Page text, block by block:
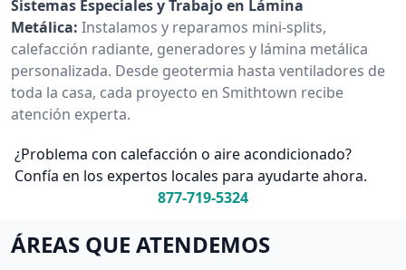
Sistemas Especiales y Trabajo en Lámina
Metálica: Instalamos y reparamos mini-splits,
calefacción radiante, generadores y lámina metálica
personalizada. Desde geotermia hasta ventiladores de
toda la casa, cada proyecto en Smithtown recibe
atención experta.
¿Problema con calefacción o aire acondicionado?
Confía en los expertos locales para ayudarte ahora.
877-719-5324
ÁREAS QUE ATENDEMOS